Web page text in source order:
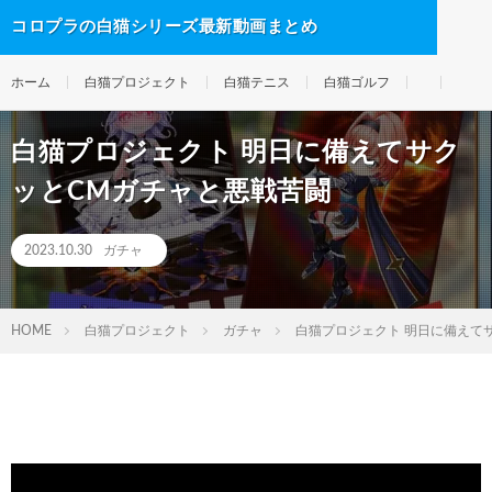
コロプラの白猫シリーズ最新動画まとめ
ホーム 白猫プロジェクト 白猫テニス 白猫ゴルフ
白猫プロジェクト 明日に備えてサク
ッとCMガチャと悪戦苦闘
2023.10.30 ガチャ
HOME 白猫プロジェクト ガチャ 白猫プロジェクト 明日に備えて